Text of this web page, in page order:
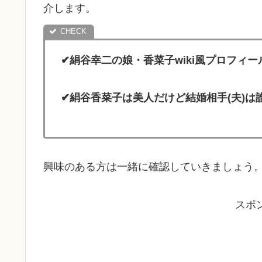
介します。
✔絹谷幸二の娘・香菜子wiki風プロフィー
✔絹谷香菜子は美人だけど結婚相手(夫)は
興味のある方は一緒に確認していきましょう。
スポ